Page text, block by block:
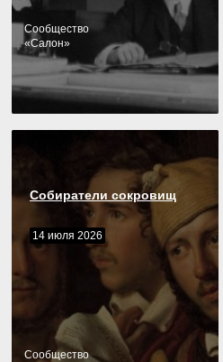
Cообщество
«Салон»
Собиратели сокровищ
14 июля 2026
Cообщество